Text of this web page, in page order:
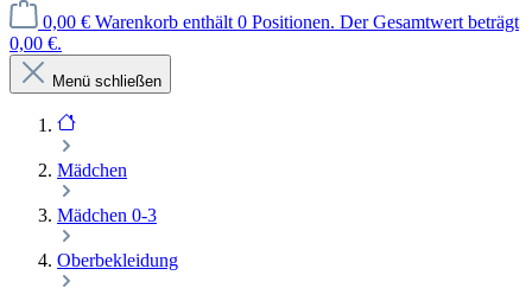
0,00 € Warenkorb enthält 0 Positionen. Der Gesamtwert beträgt
0,00 €.
Menü schließen
Mädchen
Mädchen 0-3
Oberbekleidung